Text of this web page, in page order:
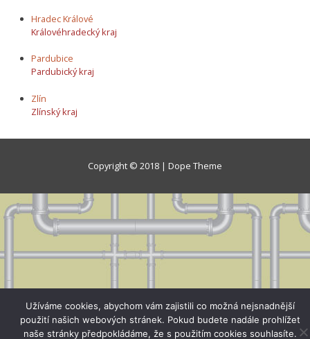
Hradec Králové
Královéhradecký kraj
Pardubice
Pardubický kraj
Zlín
Zlínský kraj
Copyright © 2018 | Dope Theme
Užíváme cookies, abychom vám zajistili co možná nejsnadnější
použití našich webových stránek. Pokud budete nadále prohlížet
naše stránky předpokládáme, že s použitím cookies souhlasíte.